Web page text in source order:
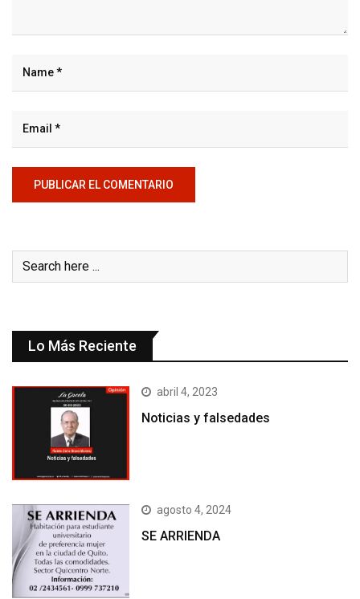
Lo Más Reciente
abril 4, 2023
Noticias y falsedades
agosto 4, 2024
SE ARRIENDA